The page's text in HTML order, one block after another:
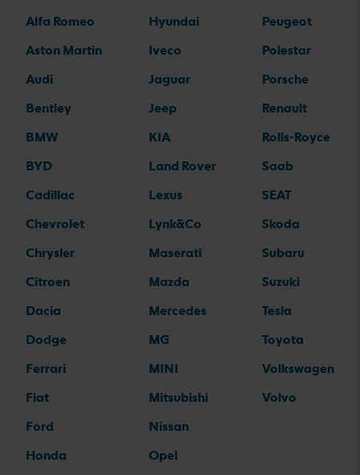
Alfa Romeo
Aston Martin
Audi
Bentley
BMW
BYD
Cadillac
Chevrolet
Chrysler
Citroen
Dacia
Dodge
Ferrari
Fiat
Ford
Honda
Hyundai
Iveco
Jaguar
Jeep
KIA
Land Rover
Lexus
Lynk&Co
Maserati
Mazda
Mercedes
MG
MINI
Mitsubishi
Nissan
Opel
Peugeot
Polestar
Porsche
Renault
Rolls-Royce
Saab
SEAT
Skoda
Subaru
Suzuki
Tesla
Toyota
Volkswagen
Volvo